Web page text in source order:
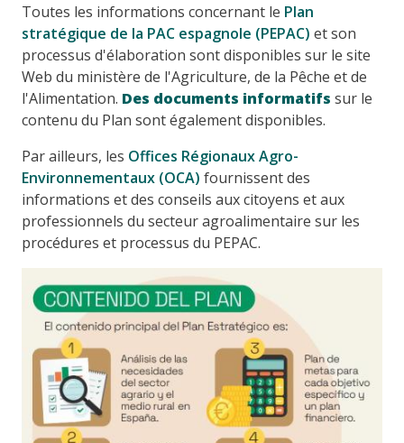
Toutes les informations concernant le Plan
stratégique de la PAC espagnole (PEPAC) et son
processus d'élaboration sont disponibles sur le site
Web du ministère de l'Agriculture, de la Pêche et de
l'Alimentation. Des documents informatifs sur le
contenu du Plan sont également disponibles.
Par ailleurs, les Offices Régionaux Agro-
Environnementaux (OCA) fournissent des
informations et des conseils aux citoyens et aux
professionnels du secteur agroalimentaire sur les
procédures et processus du PEPAC.